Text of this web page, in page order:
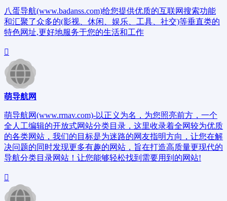
八蛋导航(www.badanss.com)给您提供优质的互联网搜索功能
和汇聚了众多的(影视、休闲、娱乐、工具、社交)等垂直类的
特色网址,更好地服务于您的生活和工作
萌导航网
萌导航网(www.rrnav.com)-以正义为名，为您照亮前方，一个
全人工编辑的开放式网站分类目录，这里收录着全网较为优质
的各类网站，我们的目标是为迷路的网友指明方向，让您在解
决问题的同时发现更多有趣的网站，旨在打造高质量更现代的
导航分类目录网站！让您能够轻松找到需要用到的网站!